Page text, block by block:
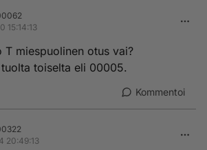
15:14:13
T miespuolinen otus vai?
toiselta eli 00005.
Kommentoi
20:49:13